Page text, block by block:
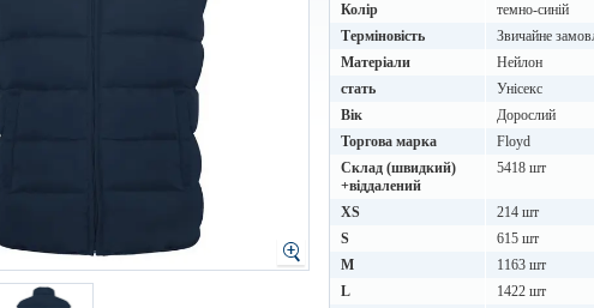
Колір
темно-синій
Терміновість
Звичайне
Матеріали
Нейлон
стать
Унісекс
Вік
Дорослий
Торгова марка
Floyd
Склад (швидкий)
+віддалений
5418 шт
XS
214 шт
S
615 шт
M
1163 шт
L
1422 шт